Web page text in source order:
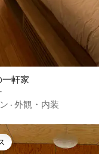
軒家
· 外観・内装
ョイスです。